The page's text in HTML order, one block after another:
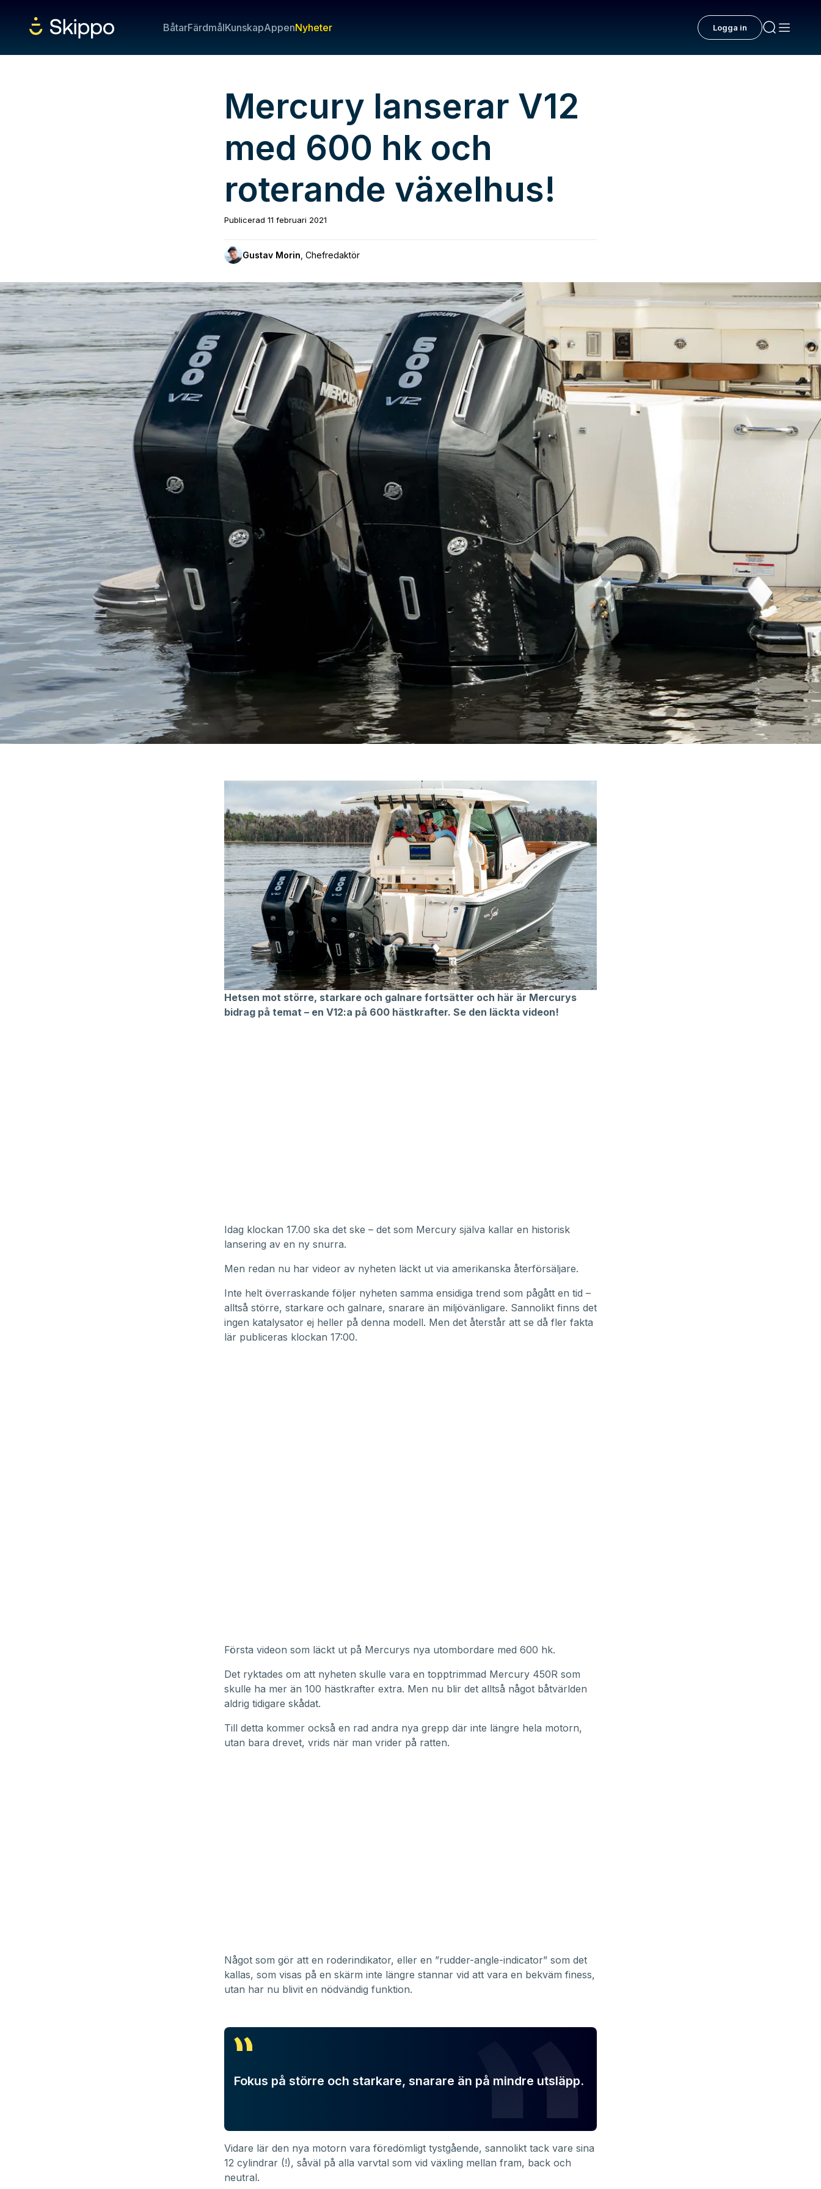
BåtarFärdmålKunskapAppenNyheter Logga in
Mercury lanserar V12
med 600 hk och
roterande växelhus!
Publicerad 11 februari 2021
Gustav Morin Chefredaktör
Hetsen mot större, starkare och galnare fortsätter och här är Mercurys
bidrag på temat – en V12:a på 600 hästkrafter. Se den läckta videon!
Idag klockan 17.00 ska det ske – det som Mercury själva kallar en historisk
lansering av en ny snurra.
Men redan nu har videor av nyheten läckt ut via amerikanska återförsäljare.
Inte helt överraskande följer nyheten samma ensidiga trend som pågått en tid –
alltså större, starkare och galnare, snarare än miljövänligare. Sannolikt finns det
ingen katalysator ej heller på denna modell. Men det återstår att se då fler fakta
lär publiceras klockan 17:00.
Första videon som läckt ut på Mercurys nya utombordare med 600 hk.
Det ryktades om att nyheten skulle vara en topptrimmad Mercury 450R som
skulle ha mer än 100 hästkrafter extra. Men nu blir det alltså något båtvärlden
aldrig tidigare skådat.
Till detta kommer också en rad andra nya grepp där inte längre hela motorn,
utan bara drevet, vrids när man vrider på ratten.
Något som gör att en roderindikator, eller en ”rudder-angle-indicator” som det
kallas, som visas på en skärm inte längre stannar vid att vara en bekväm finess,
utan har nu blivit en nödvändig funktion.
Fokus på större och starkare, snarare än på mindre utsläpp.
Vidare lär den nya motorn vara föredömligt tystgående, sannolikt tack vare sina
12 cylindrar (!), såväl på alla varvtal som vid växling mellan fram, back och
neutral.